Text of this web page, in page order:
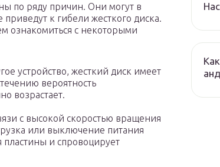
по ряду причин. Они могут в
к гибели жесткого диска.
ознакомиться с некоторыми
устройство, жесткий диск имеет
вероятность
возрастает.
с высокой скоростью вращения
или выключение питания
пластины и спровоцирует